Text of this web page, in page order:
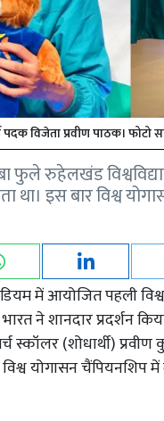
विजेता प्रवीण पाठक। फोटो
फुले रुहेलखंड
था। इस बार विश्व
में आयोजित पहली
ने शानदार प्रदर्शन
स्कॉलर (शोधार्थी)
योगासन चैंपियनशिप